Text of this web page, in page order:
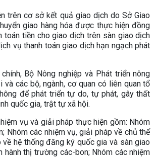
trên cơ sở kết quả giao dịch do Sở Giao
giao hàng hóa được thực hiện đồng
toán tiền cho giao dịch trên sàn giao dịch
vụ thanh toán giao dịch hạn ngạch phát
Bộ Nông nghiệp và Phát triển nông
các bộ, ngành, cơ quan có liên quan tổ
để phát triển tự do, tự phát, gây thất
quốc gia, trật tự xã hội.
vụ và giải pháp thực hiện gồm: Nhóm
Nhóm các nhiệm vụ, giải pháp về chủ thể
hệ thống đăng ký quốc gia và sàn giao
thị trường các-bon; Nhóm các nhiệm